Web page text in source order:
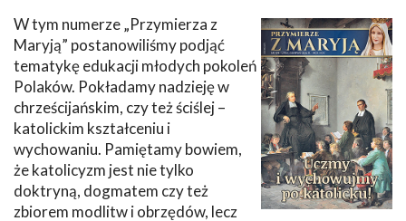
W tym numerze „Przymierza z
Maryją” postanowiliśmy podjąć
tematykę edukacji młodych pokoleń
Polaków. Pokładamy nadzieję w
chrześcijańskim, czy też ściślej –
katolickim kształceniu i
wychowaniu. Pamiętamy bowiem,
że katolicyzm jest nie tylko
doktryną, dogmatem czy też
zbiorem modlitw i obrzędów, lecz